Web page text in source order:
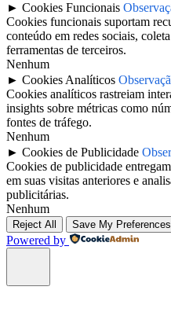
► Cookies Funcionais
Cookies funcionais suportam
conteúdo em redes sociais,
ferramentas de terceiros.
Nenhum
► Cookies Analíticos
Cookies analíticos rastreiam
insights sobre métricas como
fontes de tráfego.
Nenhum
► Cookies de Publicidade
Cookies de publicidade
em suas visitas anteriores e
publicitárias.
Nenhum
Reject All Save My Preferences
Powered by